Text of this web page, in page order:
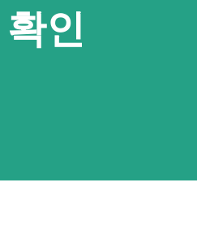
인